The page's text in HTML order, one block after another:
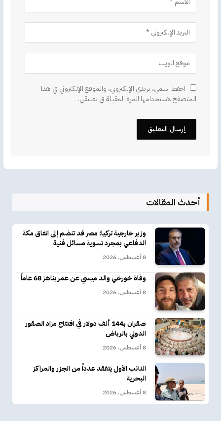
احفظ اسمي، بريدي الإلكتروني، والموقع الإلكتروني في هذا
المتصفح لاستخدامها المرة المقبلة في تعليقي.
أحدث المقالات
وزير خارجية تركيا: مصر قد تنضم إلى اتفاق مكة
الدفاعي بمجرد تسوية مسائل فنية
8 أغسطس، 2026
وفاة خورخي والد ميسي عن عمر يناهز 68 عاماً
8 أغسطس، 2026
صقران بـ144 ألف دولار في افتتاح مزاد الصقور
الدولي بالرياض
8 أغسطس، 2026
النائب الأول يتفقد عدداً من الجزر والمراكز
البحرية
8 أغسطس، 2026